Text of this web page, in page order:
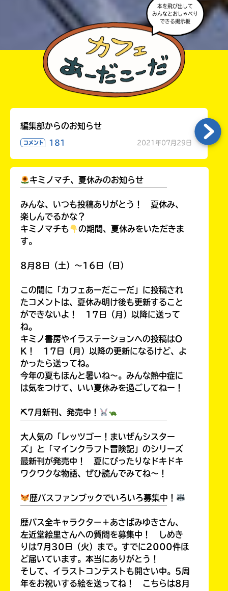
みんなとおしゃべり
できる掲示板
編集部からのお知らせ
コメント 181 2021年07月29日
キミノマチ、夏休みのお知らせ
みんな、いつも投稿ありがとう！ 夏休み、
楽しんでるかな？
キミノマチも
の期間、夏休みをいただきま
す。
8月8日（土）～16日（日）
この間に「カフェあーだこーだ」に投稿され
たコメントは、夏休み明け後も更新すること
ができないよ！ 17日（月）以降に送って
ね。
キミノ書房やイラステーションへの投稿はO
K！ 17日（月）以降の更新になるけど、よ
かったら送ってね。
今年の夏もほんと暑いね～。みんな熱中症に
は気をつけて、いい夏休みを過ごしてねー！
⛏7月新刊、発売中！
大人気の「レッツゴー！まいぜんシスター
ズ」と「マインクラフト冒険記」のシリーズ
最新刊が発売中！ 夏にぴったりなドキドキ
ワクワクな物語、ぜひ読んでみてね～！
歴バスファンブックでいろいろ募集中！
歴バス全キャラクター＋あさばみゆきさん、
左近堂絵里さんへの質問を募集中！ しめき
りは7月30日（火）まで。すでに2000件ほ
ど届いています。本当にありがとう！
そして、イラストコンテストも開さい中。5周
年をお祝いする絵を送ってね！ こちらは8月